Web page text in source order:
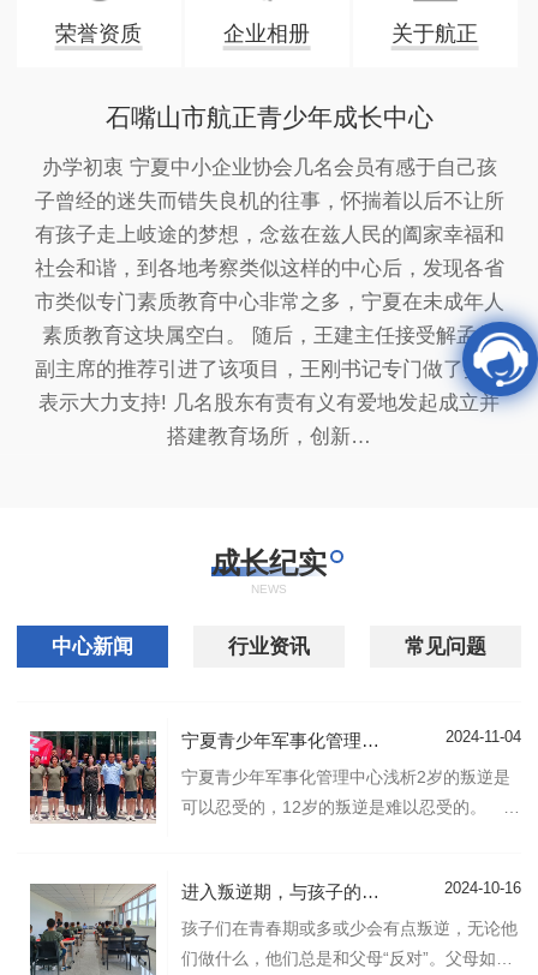
荣誉资质 企业相册 关于航正
石嘴山市航正青少年成长中心
办学初衷 宁夏中小企业协会几名会员有感于自己孩
子曾经的迷失而错失良机的往事，怀揣着以后不让所
有孩子走上岐途的梦想，念兹在兹人民的阖家幸福和
社会和谐，到各地考察类似这样的中心后，发现各省
市类似专门素质教育中心非常之多，宁夏在未成年人
素质教育这块属空白。 随后，王建主任接受解孟林
副主席的推荐引进了该项目，王刚书记专门做了批示
表示大力支持! 几名股东有责有义有爱地发起成立并
搭建教育场所，创新…
成长纪实
NEWS
中心新闻 行业资讯 常见问题
宁夏青少年军事化管理中心叛逆孩子教育指南 2024-11-04
宁夏青少年军事化管理中心浅析2岁的叛逆是
可以忍受的，12岁的叛逆是难以忍受的。
青春期叛逆儿童的转变指南宁夏青少年军事化
管理中心 学会看到自己真正的孩子 扎
心的顶撞，大声吼叫。 往往隐藏着一种被
进入叛逆期，与孩子的隔阂越来越深，请用这7个方法来改善 2024-10-16
孩子们在青春期或多或少会有点叛逆，无论他
们做什么，他们总是和父母“反对”。父母如何